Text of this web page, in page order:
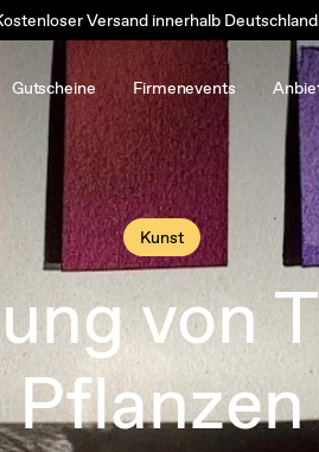
Versand innerhalb
Gutscheine Firmenevents
Kunst
von
Pflanzen